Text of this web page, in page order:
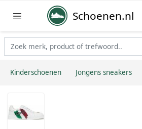
Schoenen.nl
Kinderschoenen Jongens sneakers